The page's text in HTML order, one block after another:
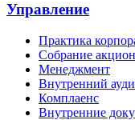
Управление
Практика
Собрание
Менеджмент
Внутренний
Комплаенс
Внутренние